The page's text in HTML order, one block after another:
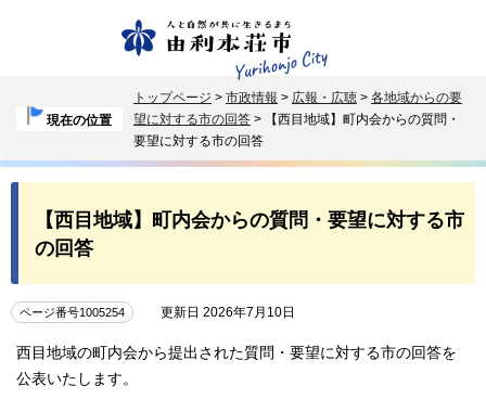
現在の位置
トップページ > 市政情報 > 広報・広聴 > 各地域からの要
望に対する市の回答 > 【西目地域】町内会からの質問・
要望に対する市の回答
【西目地域】町内会からの質問・要望に対する市
の回答
ページ番号1005254 更新日 2026年7月10日
西目地域の町内会から提出された質問・要望に対する市の回答を
公表いたします。